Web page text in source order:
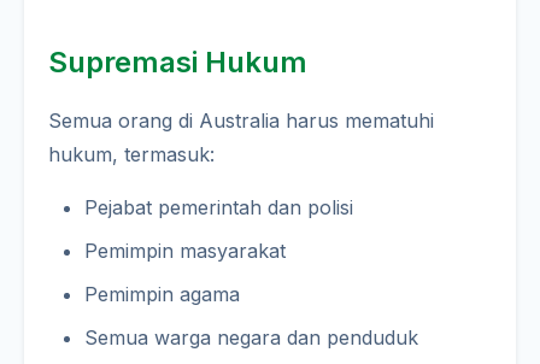
Supremasi Hukum
Semua orang di Australia harus mematuhi
hukum, termasuk:
Pejabat pemerintah dan polisi
Pemimpin masyarakat
Pemimpin agama
Semua warga negara dan penduduk